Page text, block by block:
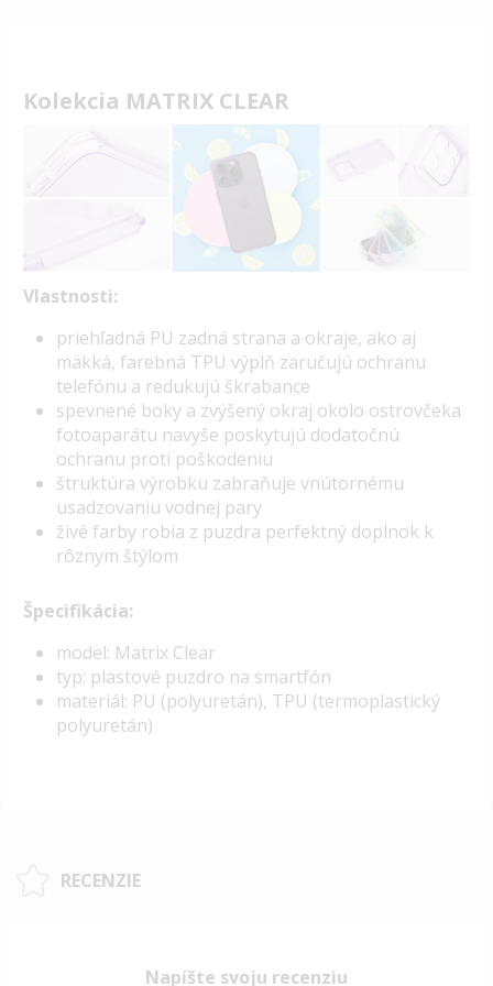
Kolekcia MATRIX CLEAR
Vlastnosti:
priehľadná PU zadná strana a okraje, ako aj
mäkká, farebná TPU výplň zaručujú ochranu
telefónu a redukujú škrabance
spevnené boky a zvýšený okraj okolo ostrovčeka
fotoaparátu navyše poskytujú dodatočnú
ochranu proti poškodeniu
štruktúra výrobku zabraňuje vnútornému
usadzovaniu vodnej pary
živé farby robia z puzdra perfektný doplnok k
rôznym štýlom
Špecifikácia:
model: Matrix Clear
typ: plastové puzdro na smartfón
materiál: PU (polyuretán), TPU (termoplastický
polyuretán)
RECENZIE
Napíšte svoju recenziu